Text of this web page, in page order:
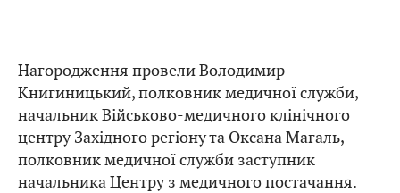
Нагородження провели Володимир
Книгиницький, полковник медичної служби,
начальник Військово-медичного клінічного
центру Західного регіону та Оксана Магаль,
полковник медичної служби заступник
начальника Центру з медичного постачання.